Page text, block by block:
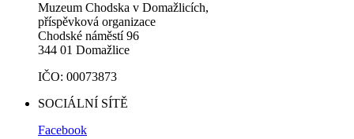
Muzeum Chodska v Domažlicích,
příspěvková organizace
Chodské náměstí 96
344 01 Domažlice
IČO: 00073873
SOCIÁLNÍ SÍTĚ
Facebook